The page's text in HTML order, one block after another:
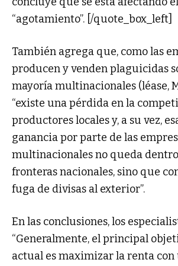
“agotamiento”. [/quote_box_left]
También agrega que, como las
producen y venden plaguicidas
mayoría multinacionales (léase,
“existe una pérdida en la
productores locales y, a su vez,
ganancia por parte de las
multinacionales no queda
fronteras nacionales, sino que
fuga de divisas al exterior”.
En las conclusiones, los
“Generalmente, el principal
actual es maximizar la renta con